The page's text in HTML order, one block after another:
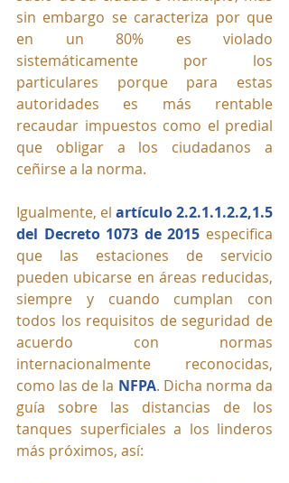
sin embargo se caracteriza por que
en un 80% es violado
sistemáticamente por los
particulares porque para estas
autoridades es más rentable
recaudar impuestos como el predial
que obligar a los ciudadanos a
ceñirse a la norma.
Igualmente, el artículo 2.2.1.1.2.2,1.5
del Decreto 1073 de 2015 especifica
que las estaciones de servicio
pueden ubicarse en áreas reducidas,
siempre y cuando cumplan con
todos los requisitos de seguridad de
acuerdo con normas
internacionalmente reconocidas,
como las de la NFPA. Dicha norma da
guía sobre las distancias de los
tanques superficiales a los linderos
más próximos, así: